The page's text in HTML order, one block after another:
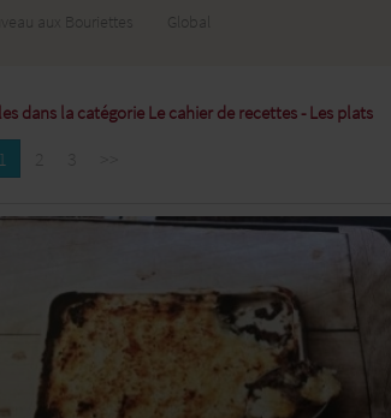
aux Bouriettes Global
dans la catégorie Le cahier de recettes - Les plats
1